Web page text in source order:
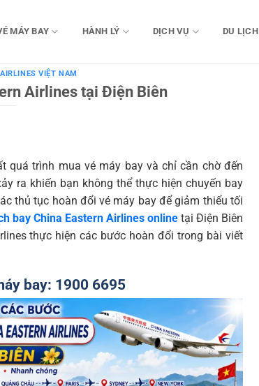
MÁY BAY HÀNH LÝ DỊCH VỤ DU LỊCH
VIỆT NAM
Airlines tại Điện Biên
trình mua vé máy bay và chỉ cần chờ đến
ra khiến bạn không thể thực hiện chuyến bay
thủ tục hoàn đổi vé máy bay để giảm thiểu tối
bay China Eastern Airlines online tại Điện Biên
thực hiện các bước hoàn đổi trong bài viết
bay: 1900 6695